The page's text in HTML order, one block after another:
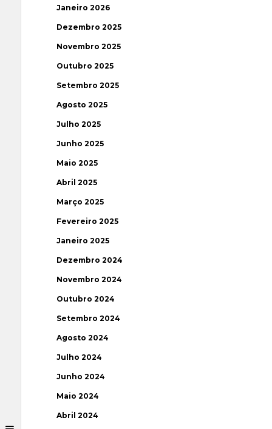
Janeiro 2026
Dezembro 2025
Novembro 2025
Outubro 2025
Setembro 2025
Agosto 2025
Julho 2025
Junho 2025
Maio 2025
Abril 2025
Março 2025
Fevereiro 2025
Janeiro 2025
Dezembro 2024
Novembro 2024
Outubro 2024
Setembro 2024
Agosto 2024
Julho 2024
Junho 2024
Maio 2024
Abril 2024